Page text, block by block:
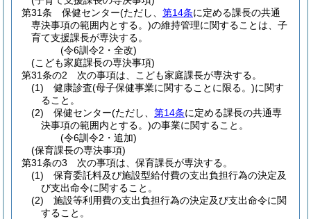
第31条
保健センター(ただし、 第14条に定める課長の共通
専決事項の範囲内とする。)の維持管理に関することは、子
育て支援課長が専決する。
(令6訓令2・全改)
(こども家庭課長の専決事項)
第31条の2
次の事項は、こども家庭課長が専決する。
(1)
健康診査(母子保健事業に関することに限る。)に関す
ること。
(2)
保健センター(ただし、 第14条に定める課長の共通専
決事項の範囲内とする。)の事業に関すること。
(令6訓令2・追加)
(保育課長の専決事項)
第31条の3
次の事項は、保育課長が専決する。
(1)
保育委託料及び施設型給付費の支出負担行為の決定及
び支出命令に関すること。
(2)
施設等利用費の支出負担行為の決定及び支出命令に関
すること。